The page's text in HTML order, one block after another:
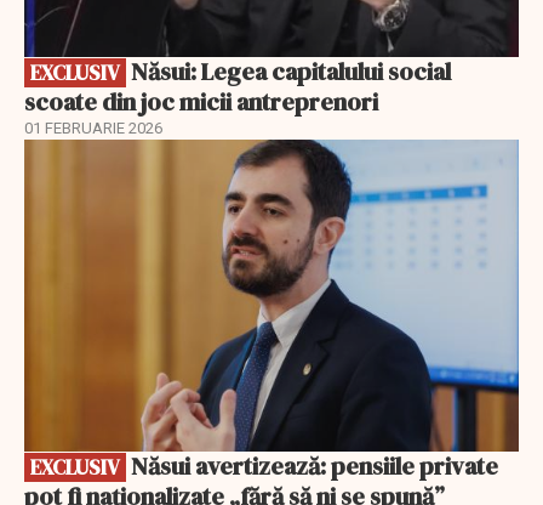
EXCLUSIV
scoate din joc micii antreprenori
01 FEBRUARIE 2026
EXCLUSIV
pot fi naționalizate „fără să ni se spună”